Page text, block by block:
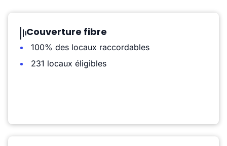
Couverture fibre
100% des locaux raccordables
231 locaux éligibles